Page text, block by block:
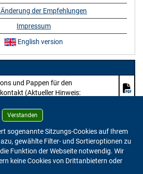
und Pappen für den
(Aktueller Hinweis:
des-entwurfs-zur-
der-bfr-empfehlungen-zu-papier-
im-lebensmittelkontakt/)
der Empfehlungen
Impressum
English version
Verstanden
sogenannte Sitzungs-Cookies auf Ihrem
gewählte Filter- und Sortieroptionen zu
Funktion der Webseite notwendig. Wir
keine Cookies von Drittanbietern oder